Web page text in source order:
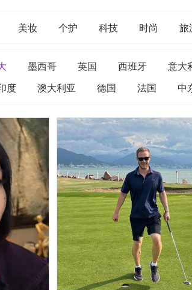
美妆 个护 科技 时尚 旅
墨西哥 英国 西班牙 意大
度 澳大利亚 德国 法国 中